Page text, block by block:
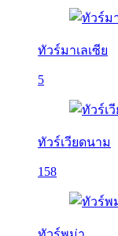
ทัวร์มาเลเซีย
5
ทัวร์เวียดนาม
158